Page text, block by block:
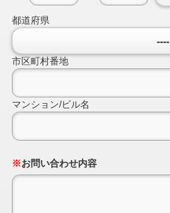
都道府県
----
市区町村番地
マンション/ビル名
※お問い合わせ内容